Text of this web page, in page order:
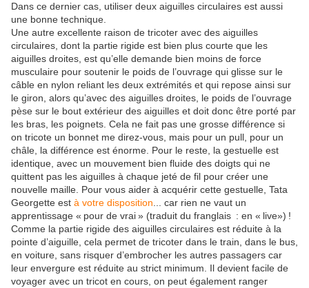
Dans ce dernier cas, utiliser deux aiguilles circulaires est aussi
une bonne technique.
Une autre excellente raison de tricoter avec des aiguilles
circulaires, dont la partie rigide est bien plus courte que les
aiguilles droites, est qu’elle demande bien moins de force
musculaire pour soutenir le poids de l’ouvrage qui glisse sur le
câble en nylon reliant les deux extrémités et qui repose ainsi sur
le giron, alors qu’avec des aiguilles droites, le poids de l’ouvrage
pèse sur le bout extérieur des aiguilles et doit donc être porté par
les bras, les poignets. Cela ne fait pas une grosse différence si
on tricote un bonnet me direz-vous, mais pour un pull, pour un
châle, la différence est énorme. Pour le reste, la gestuelle est
identique, avec un mouvement bien fluide des doigts qui ne
quittent pas les aiguilles à chaque jeté de fil pour créer une
nouvelle maille. Pour vous aider à acquérir cette gestuelle, Tata
Georgette est à votre disposition ... car rien ne vaut un
apprentissage « pour de vrai » (traduit du franglais : en « live») !
Comme la partie rigide des aiguilles circulaires est réduite à la
pointe d’aiguille, cela permet de tricoter dans le train, dans le bus,
en voiture, sans risquer d’embrocher les autres passagers car
leur envergure est réduite au strict minimum. Il devient facile de
voyager avec un tricot en cours, on peut également ranger